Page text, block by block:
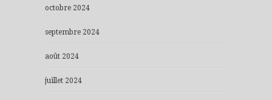
octobre 2024
septembre 2024
août 2024
juillet 2024